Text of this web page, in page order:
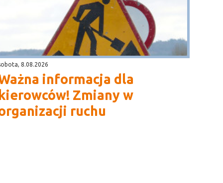
8.08.2026
informacja dla
kierowców! Zmiany w
ruchu